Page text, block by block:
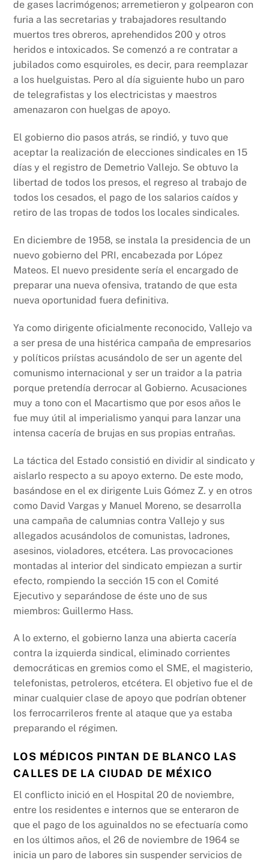
de gases lacrimógenos; arremetieron y golpearon con
furia a las secretarias y trabajadores resultando
muertos tres obreros, aprehendidos 200 y otros
heridos e intoxicados. Se comenzó a re contratar a
jubilados como esquiroles, es decir, para reemplazar
a los huelguistas. Pero al día siguiente hubo un paro
de telegrafistas y los electricistas y maestros
amenazaron con huelgas de apoyo.
El gobierno dio pasos atrás, se rindió, y tuvo que
aceptar la realización de elecciones sindicales en 15
días y el registro de Demetrio Vallejo. Se obtuvo la
libertad de todos los presos, el regreso al trabajo de
todos los cesados, el pago de los salarios caídos y
retiro de las tropas de todos los locales sindicales.
En diciembre de 1958, se instala la presidencia de un
nuevo gobierno del PRI, encabezada por López
Mateos. El nuevo presidente sería el encargado de
preparar una nueva ofensiva, tratando de que esta
nueva oportunidad fuera definitiva.
Ya como dirigente oficialmente reconocido, Vallejo va
a ser presa de una histérica campaña de empresarios
y políticos priístas acusándolo de ser un agente del
comunismo internacional y ser un traidor a la patria
porque pretendía derrocar al Gobierno. Acusaciones
muy a tono con el Macartismo que por esos años le
fue muy útil al imperialismo yanqui para lanzar una
intensa cacería de brujas en sus propias entrañas.
La táctica del Estado consistió en dividir al sindicato y
aislarlo respecto a su apoyo externo. De este modo,
basándose en el ex dirigente Luis Gómez Z. y en otros
como David Vargas y Manuel Moreno, se desarrolla
una campaña de calumnias contra Vallejo y sus
allegados acusándolos de comunistas, ladrones,
asesinos, violadores, etcétera. Las provocaciones
montadas al interior del sindicato empiezan a surtir
efecto, rompiendo la sección 15 con el Comité
Ejecutivo y separándose de éste uno de sus
miembros: Guillermo Hass.
A lo externo, el gobierno lanza una abierta cacería
contra la izquierda sindical, eliminado corrientes
democráticas en gremios como el SME, el magisterio,
telefonistas, petroleros, etcétera. El objetivo fue el de
minar cualquier clase de apoyo que podrían obtener
los ferrocarrileros frente al ataque que ya estaba
preparando el régimen.
LOS MÉDICOS PINTAN DE BLANCO LAS
CALLES DE LA CIUDAD DE MÉXICO
El conflicto inició en el Hospital 20 de noviembre,
entre los residentes e internos que se enteraron de
que el pago de los aguinaldos no se efectuaría como
en los últimos años, el 26 de noviembre de 1964 se
inicia un paro de labores sin suspender servicios de